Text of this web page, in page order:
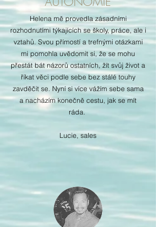
Helena mě provedla zásadními
rozhodnutími týkajících se školy, práce, ale i
vztahů. Svou přímostí a trefnými otázkami
mi pomohla uvědomit si, že se mohu
přestát bát názorů ostatních, žít svůj život a
říkat věci podle sebe bez stálé touhy
zavděčit se. Nyní si více vážím sebe sama
a nacházím konečně cestu, jak se mít
ráda.
Lucie, sales